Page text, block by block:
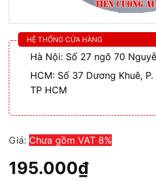
HỆ THỐNG CỬA HÀNG
Hà Nội: Số 27 ngõ 70
HCM: Số 37 Dương Khuê,
TP HCM
Giá: Chưa gồm VAT 8%
195.000₫